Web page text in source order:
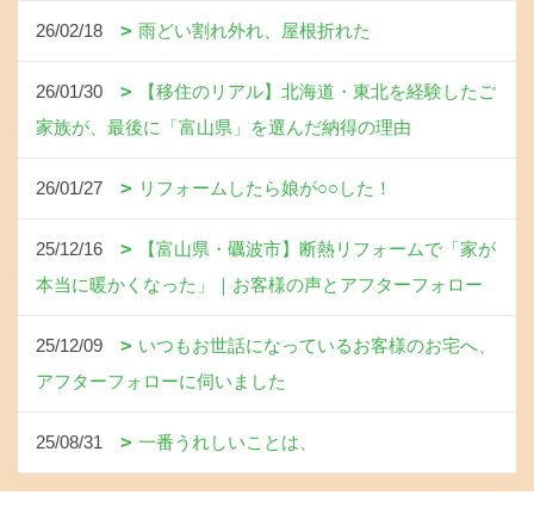
26/02/18 雨どい割れ外れ、屋根折れた
26/01/30
【移住のリアル】北海道・東北を経験したご
家族が、最後に「富山県」を選んだ納得の理由
26/01/27 リフォームしたら娘が○○した！
25/12/16
【富山県・礪波市】断熱リフォームで「家が
本当に暖かくなった」｜お客様の声とアフターフォロー
25/12/09
いつもお世話になっているお客様のお宅へ、
アフターフォローに伺いました
25/08/31 一番うれしいことは、